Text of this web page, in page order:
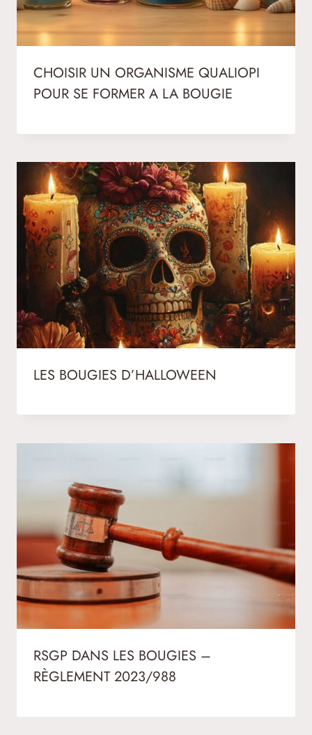
CHOISIR UN ORGANISME QUALIOPI
POUR SE FORMER A LA BOUGIE
LES BOUGIES D’HALLOWEEN
RSGP DANS LES BOUGIES –
RÈGLEMENT 2023/988